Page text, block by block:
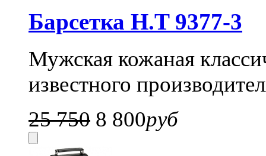
Барсетка H.T 9377-3
Мужская кожаная
известного
25 750 8 800руб